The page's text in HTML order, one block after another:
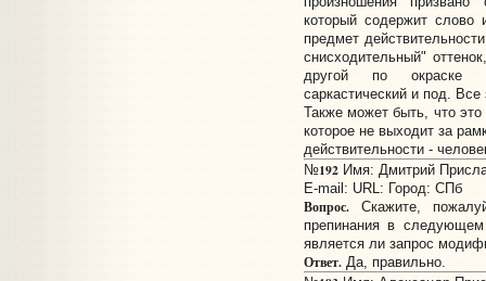
который содержит слово
предмет
снисходительный"
другой по окраске -
саркастический и под. Все
Также может быть, что это
которое не выходит за
действительности -
№192Имя: Дмитрий
E-mail: URL: Город: СПб
Вопрос.Скажите,
препинания в
является ли запрос
Ответ.Да, правильно.